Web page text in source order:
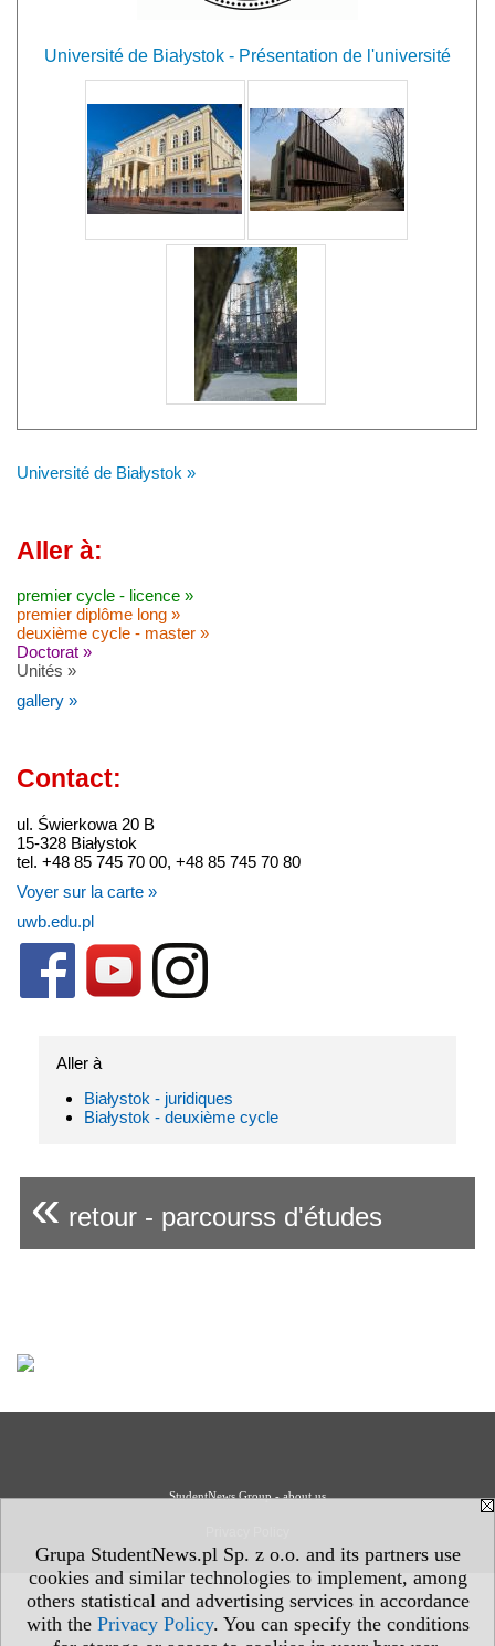
Grupa StudentNews.pl Sp. z o.o. and its partners use
cookies and similar technologies to implement, among
others statistical and advertising services in accordance
with the Privacy Policy. You can specify the conditions
Université de Białystok - Présentation de l'université
Université de Białystok »
Aller à:
premier cycle - licence »
premier diplôme long »
deuxième cycle - master »
Doctorat »
Unités »
gallery »
Contact:
ul. Świerkowa 20 B
15-328 Białystok
tel. +48 85 745 70 00, +48 85 745 70 80
Voyer sur la carte »
uwb.edu.pl
Aller à
Białystok - juridiques
Białystok - deuxième cycle
« retour - parcourss d'études
StudentNews Group - about us